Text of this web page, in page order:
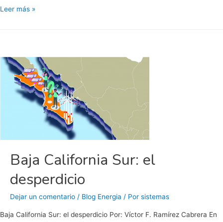
CFE
limpias;
los
cabos
contaminando
Paz:
CERCA
Leer más »
Baja California Sur: el
desperdicio
Dejar un comentario / Blog Energia / Por sistemas
Baja California Sur: el desperdicio Por: Víctor F. Ramírez Cabrera En